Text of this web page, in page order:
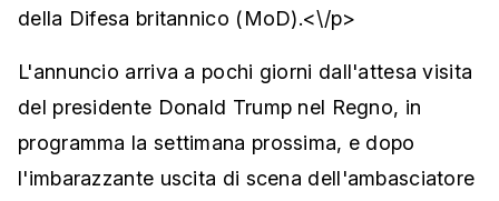
della Difesa britannico (MoD).<\/p>
L'annuncio arriva a pochi giorni dall'attesa visita
del presidente Donald Trump nel Regno, in
programma la settimana prossima, e dopo
l'imbarazzante uscita di scena dell'ambasciatore